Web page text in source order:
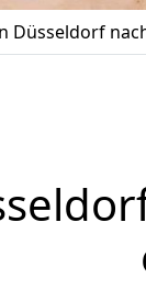
Düsseldorf